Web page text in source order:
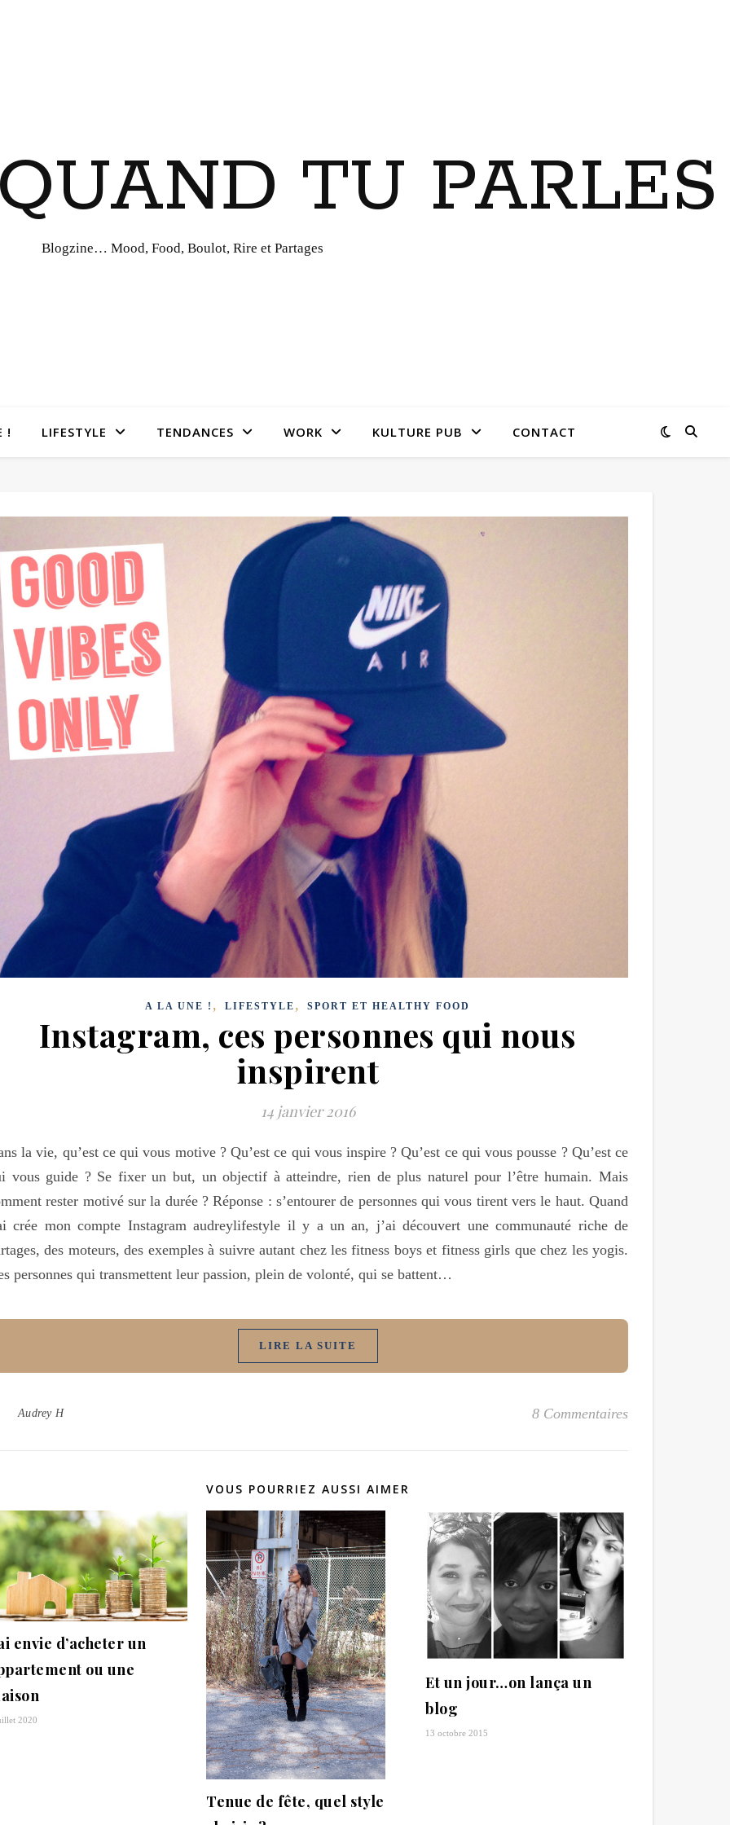
TU PARLES
Blogzine… Mood, Food, Boulot, Rire et Partages
! LIFESTYLE TENDANCES WORK KULTURE PUB CONTACT
A LA UNE ! , LIFESTYLE , SPORT ET HEALTHY FOOD
Instagram, ces personnes qui nous
inspirent
14 janvier 2016
la vie, qu’est ce qui vous motive ? Qu’est ce qui vous inspire ? Qu’est ce qui vous pousse ? Qu’est ce
vous guide ? Se fixer un but, un objectif à atteindre, rien de plus naturel pour l’être humain. Mais
rester motivé sur la durée ? Réponse : s’entourer de personnes qui vous tirent vers le haut. Quand
crée mon compte Instagram audreylifestyle il y a un an, j’ai découvert une communauté riche de
des moteurs, des exemples à suivre autant chez les fitness boys et fitness girls que chez les yogis.
personnes qui transmettent leur passion, plein de volonté, qui se battent…
LIRE LA SUITE
Audrey H 8 Commentaires
VOUS POURRIEZ AUSSI AIMER
envie d’acheter un
ou une
2020
Tenue de fête, quel style
Et un jour…on lança un
blog
13 octobre 2015